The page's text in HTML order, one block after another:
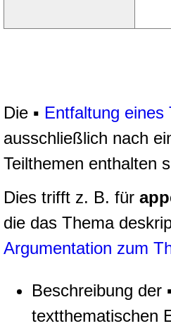
Die ▪ Entfaltung eines
ausschließlich nach
Teilthemen enthalten
Dies trifft z. B. für
die das Thema
Argumentation zum
Beschreibung der
textthematischen